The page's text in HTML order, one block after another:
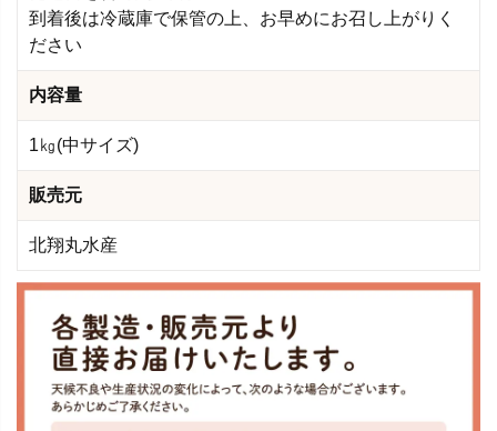
到着後は冷蔵庫で保管の上、お早めにお召し上がりく
ださい
内容量
1㎏(中サイズ)
販売元
北翔丸水産